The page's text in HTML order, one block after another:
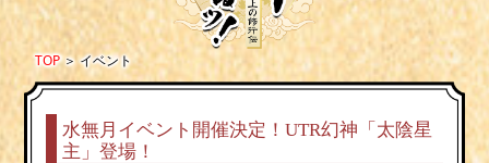
TOP＞イベント
水無月イベント開催決定！UTR幻神「太陰星
主」登場！